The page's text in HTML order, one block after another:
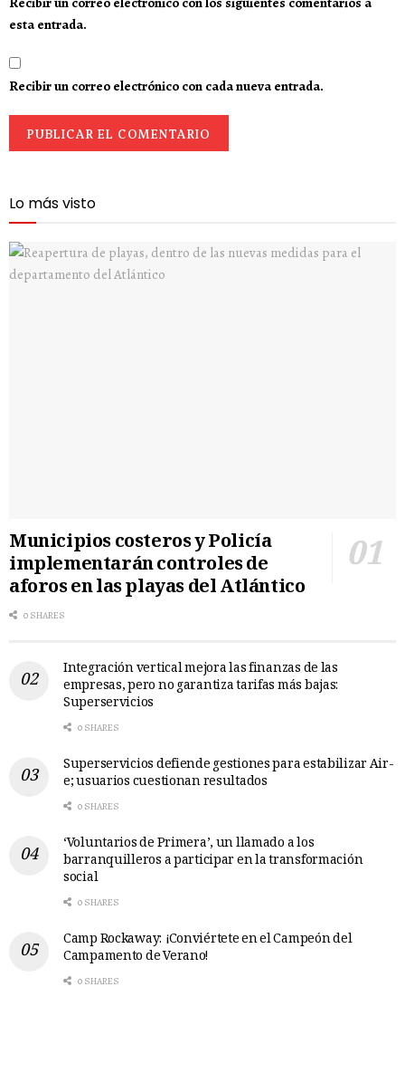
esta entrada.
Recibir un correo electrónico con cada nueva entrada.
Lo más visto
Municipios costeros y Policía
implementarán controles de
aforos en las playas del Atlántico
0 SHARES
Integración vertical mejora las finanzas de las
empresas, pero no garantiza tarifas más bajas:
Superservicios
0 SHARES
Superservicios defiende gestiones para estabilizar Air-
e; usuarios cuestionan resultados
0 SHARES
‘Voluntarios de Primera’, un llamado a los
barranquilleros a participar en la transformación
social
0 SHARES
Camp Rockaway: ¡Conviértete en el Campeón del
Campamento de Verano!
0 SHARES